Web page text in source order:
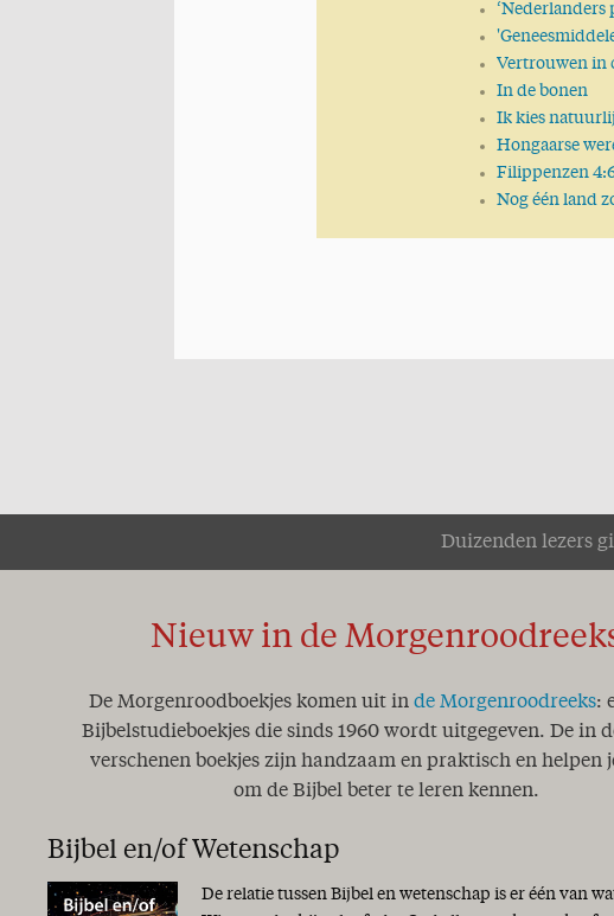
Waarheid versus Leugen
Tempus ruit, hora fluit
Het Woord van God is niet geboeid
Geen leven zonder hoop
Verkondig het Woord!
Genade!
De wedloop van het leven
Het Woord aan het woord
Pas op, word niet verschrikt
Zeker weten!
Mijlpaal
Anno Domini
Een geheim..!
Zoek de dingen die boven zijn
Een jaar van onze Heere!
Geestelijk water
‘Nederlanders
Vertrouwen in
In de bonen
Ik kies
Hongaarse
Filippenzen
Nog één land
Duizenden lezers
Nieuw in de
De Morgenroodboekjes komen uit in de Morgenroodreeks:
Bijbelstudieboekjes die sinds 1960 wordt uitgegeven. De in
verschenen boekjes zijn handzaam en praktisch en helpen
om de Bijbel beter te leren kennen.
Bijbel en/of Wetenschap
De relatie tussen Bijbel en wetenschap is er één van